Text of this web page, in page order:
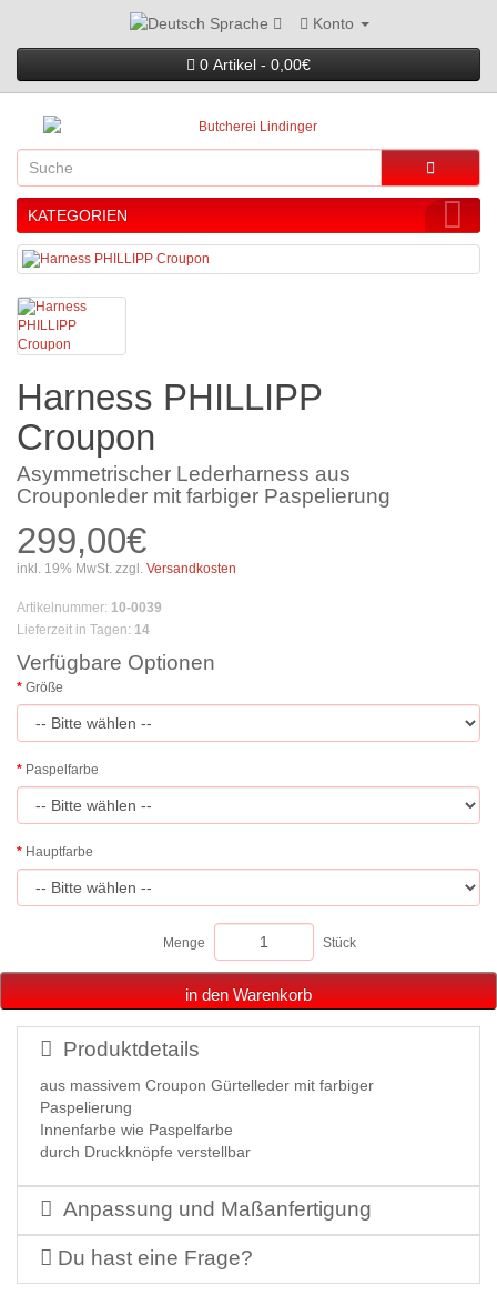
Sprache Konto
0 Artikel - 0,00€
KATEGORIEN
Harness PHILLIPP
Croupon
Asymmetrischer Lederharness aus
Crouponleder mit farbiger Paspelierung
299,00€
inkl. 19% MwSt. zzgl. Versandkosten
Artikelnummer: 10-0039
Lieferzeit in Tagen: 14
Verfügbare Optionen
Größe
Paspelfarbe
Hauptfarbe
Menge Stück
in den Warenkorb
Produktdetails
aus massivem Croupon Gürtelleder mit farbiger
Paspelierung
Innenfarbe wie Paspelfarbe
durch Druckknöpfe verstellbar
Anpassung und Maßanfertigung
Du hast eine Frage?